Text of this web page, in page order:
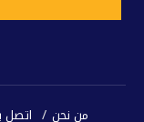
من نحن اتصل